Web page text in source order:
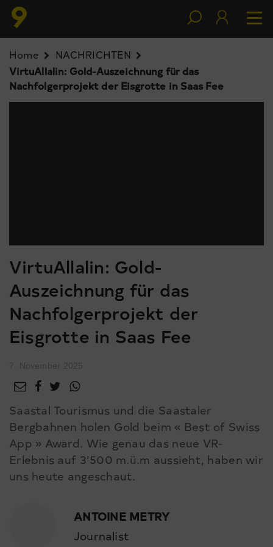
Home
NACHRICHTEN
VirtuAllalin: Gold-Auszeichnung für das
Nachfolgerprojekt der Eisgrotte in Saas Fee
VirtuAllalin: Gold-
Auszeichnung für das
Nachfolgerprojekt der
Eisgrotte in Saas Fee
Saastal Tourismus und die Saastaler
Bergbahnen holen Gold beim « Best of Swiss
App » Award. Wie genau das neue VR-
Erlebnis auf 3’500 m.ü.m aussieht, haben wir
uns heute angeschaut.
ANTOINE METRY
Journalist